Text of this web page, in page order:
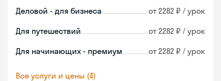
Деловой - для бизнеса от 2282 ₽ / урок
Для путешествий от 2282 ₽ / урок
Для начинающих - премиум от 2282 ₽ / урок
Все услуги и цены (4)